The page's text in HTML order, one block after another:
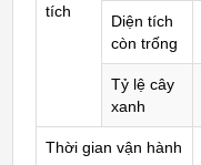
tích
Diện tích
còn trống
Tỷ lệ cây
xanh
Thời gian vận hành